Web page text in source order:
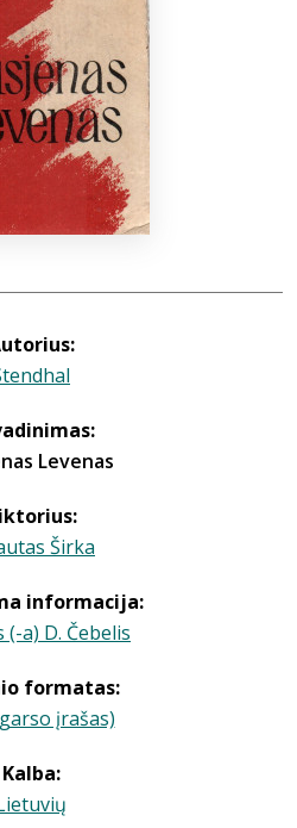
+370 667 80 541
info@elvislab.lt
Levenas
Širka
informacija:
(-a) D. Čebelis
formatas:
įrašas)
Kalba: